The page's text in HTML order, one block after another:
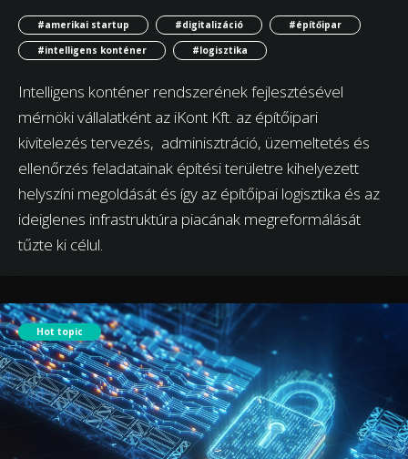
#amerikai startup #digitalizáció
#építőipar
#intelligens konténer
#logisztika
Intelligens konténer rendszerének fejlesztésével
mérnöki vállalatként az iKont Kft. az építőipari
kivitelezés tervezés, adminisztráció, üzemeltetés és
ellenőrzés feladatainak építési területre kihelyezett
helyszíni megoldását és így az építőipai logisztika és az
ideiglenes infrastruktúra piacának megreformálását
tűzte ki célul.
Hot topic